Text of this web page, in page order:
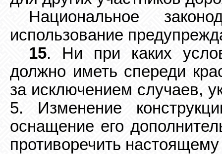
Национальное
использование
15. Ни при каких
должно иметь спереди
за исключением случаев,
5. Изменение
оснащение его
противоречить